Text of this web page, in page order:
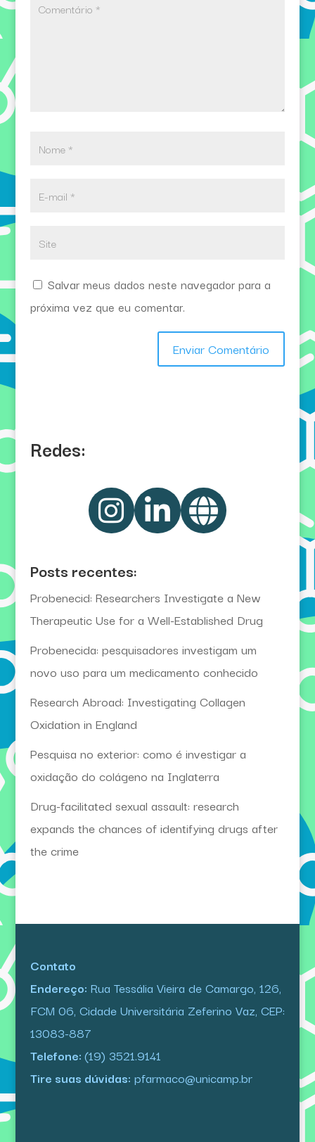
Salvar meus dados neste navegador para a
próxima vez que eu comentar.
Redes:
Posts recentes:
Probenecid: Researchers Investigate a New
Therapeutic Use for a Well-Established Drug
Probenecida: pesquisadores investigam um
novo uso para um medicamento conhecido
Research Abroad: Investigating Collagen
Oxidation in England
Pesquisa no exterior: como é investigar a
oxidação do colágeno na Inglaterra
Drug-facilitated sexual assault: research
expands the chances of identifying drugs after
the crime
Contato
Endereço: Rua Tessália Vieira de Camargo, 126,
FCM 06, Cidade Universitária Zeferino Vaz, CEP:
13083-887
Telefone:(19) 3521.9141
Tire suas dúvidas: pfarmaco@unicamp.br